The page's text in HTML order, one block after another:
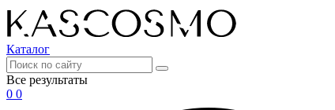
Каталог
Все результаты
0 0